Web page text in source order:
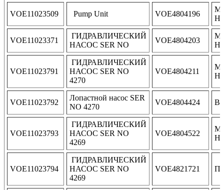
VOE11023509 Pump Unit VOE4804196
VOE11023371
ГИДРАВЛИЧЕСКИЙ
НАСОС SER NO
VOE4804203
VOE11023791
ГИДРАВЛИЧЕСКИЙ
НАСОС SER NO
4270
VOE4804211
VOE11023792
Лопастной насос SER
NO 4270
VOE4804424
VOE11023793
ГИДРАВЛИЧЕСКИЙ
НАСОС SER NO
4269
VOE4804522
VOE11023794
ГИДРАВЛИЧЕСКИЙ
НАСОС SER NO
4269
VOE4821721